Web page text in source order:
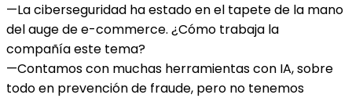
—La ciberseguridad ha estado en el tapete de la mano
del auge de e-commerce. ¿Cómo trabaja la
compañía este tema?
—Contamos con muchas herramientas con IA, sobre
todo en prevención de fraude, pero no tenemos